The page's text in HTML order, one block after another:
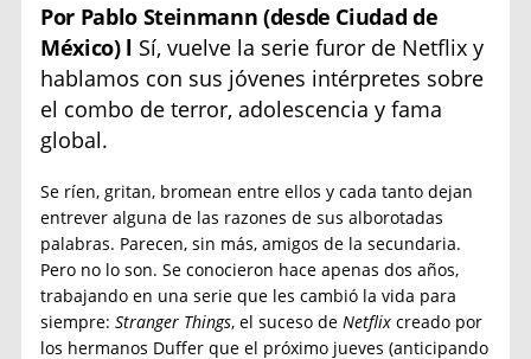
Por Pablo Steinmann (desde Ciudad de
México) l Sí, vuelve la serie furor de Netflix y
hablamos con sus jóvenes intérpretes sobre
el combo de terror, adolescencia y fama
global.
Se ríen, gritan, bromean entre ellos y cada tanto dejan
entrever alguna de las razones de sus alborotadas
palabras. Parecen, sin más, amigos de la secundaria.
Pero no lo son. Se conocieron hace apenas dos años,
trabajando en una serie que les cambió la vida para
siempre: Stranger Things, el suceso de Netflix creado por
los hermanos Duffer que el próximo jueves (anticipando